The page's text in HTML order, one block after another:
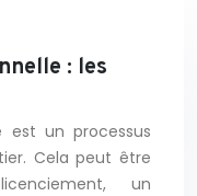
: les
est un processus
Cela peut être
un